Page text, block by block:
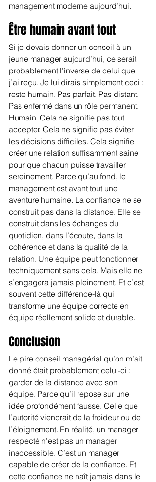
management moderne aujourd’hui.
Être humain avant tout
Si je devais donner un conseil à un
jeune manager aujourd’hui, ce serait
probablement l’inverse de celui que
j’ai reçu. Je lui dirais simplement ceci :
reste humain. Pas parfait. Pas distant.
Pas enfermé dans un rôle permanent.
Humain. Cela ne signifie pas tout
accepter. Cela ne signifie pas éviter
les décisions difficiles. Cela signifie
créer une relation suffisamment saine
pour que chacun puisse travailler
sereinement. Parce qu’au fond, le
management est avant tout une
aventure humaine. La confiance ne se
construit pas dans la distance. Elle se
construit dans les échanges du
quotidien, dans l’écoute, dans la
cohérence et dans la qualité de la
relation. Une équipe peut fonctionner
techniquement sans cela. Mais elle ne
s’engagera jamais pleinement. Et c’est
souvent cette différence-là qui
transforme une équipe correcte en
équipe réellement solide et durable.
Conclusion
Le pire conseil managérial qu’on m’ait
donné était probablement celui-ci :
garder de la distance avec son
équipe. Parce qu’il repose sur une
idée profondément fausse. Celle que
l’autorité viendrait de la froideur ou de
l’éloignement. En réalité, un manager
respecté n’est pas un manager
inaccessible. C’est un manager
capable de créer de la confiance. Et
cette confiance ne naît jamais dans le